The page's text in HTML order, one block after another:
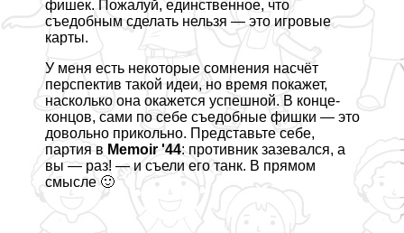
фишек. Пожалуй, единственное, что
съедобным сделать нельзя — это игровые
карты.
У меня есть некоторые сомнения насчёт
перспектив такой идеи, но время покажет,
насколько она окажется успешной. В конце-
концов, сами по себе съедобные фишки — это
довольно прикольно. Представьте себе,
партия в Memoir '44: противник зазевался, а
вы — раз! — и съели его танк. В прямом
смысле 🙂